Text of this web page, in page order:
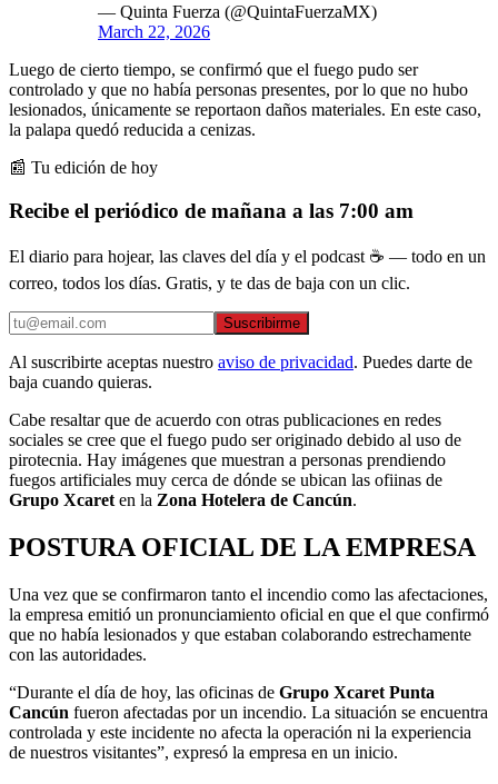
— Quinta Fuerza (@QuintaFuerzaMX)
March 22, 2026
Luego de cierto tiempo, se confirmó que el fuego pudo ser
controlado y que no había personas presentes, por lo que no hubo
lesionados, únicamente se reportaon daños materiales. En este caso,
la palapa quedó reducida a cenizas.
📰 Tu edición de hoy
Recibe el periódico de mañana a las 7:00 am
El diario para hojear, las claves del día y el podcast ☕ — todo en un
correo, todos los días. Gratis, y te das de baja con un clic.
Suscribirme
Al suscribirte aceptas nuestro aviso de privacidad. Puedes darte de
baja cuando quieras.
Cabe resaltar que de acuerdo con otras publicaciones en redes
sociales se cree que el fuego pudo ser originado debido al uso de
pirotecnia. Hay imágenes que muestran a personas prendiendo
fuegos artificiales muy cerca de dónde se ubican las ofiinas de
Grupo Xcaret en la Zona Hotelera de Cancún.
POSTURA OFICIAL DE LA EMPRESA
Una vez que se confirmaron tanto el incendio como las afectaciones,
la empresa emitió un pronunciamiento oficial en que el que confirmó
que no había lesionados y que estaban colaborando estrechamente
con las autoridades.
“Durante el día de hoy, las oficinas de Grupo Xcaret Punta
Cancún fueron afectadas por un incendio. La situación se encuentra
controlada y este incidente no afecta la operación ni la experiencia
de nuestros visitantes”, expresó la empresa en un inicio.